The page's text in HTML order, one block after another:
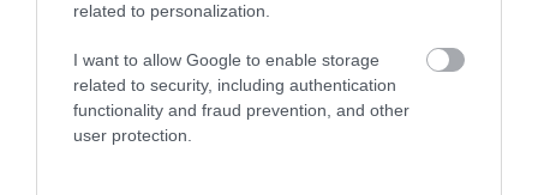
related to personalization.
I want to allow Google to enable storage
related to security, including authentication
functionality and fraud prevention, and other
user protection.